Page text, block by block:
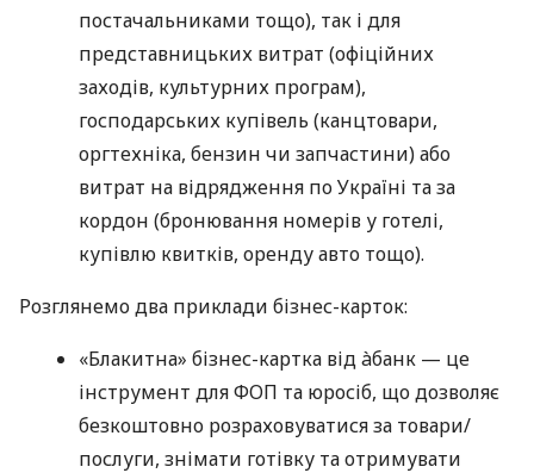
постачальниками тощо), так і для
представницьких витрат (офіційних
заходів, культурних програм),
господарських купівель (канцтовари,
оргтехніка, бензин чи запчастини) або
витрат на відрядження по Україні та за
кордон (бронювання номерів у готелі,
купівлю квитків, оренду авто тощо).
Розглянемо два приклади бізнес-карток:
«Блакитна» бізнес-картка від àбанк — це
інструмент для ФОП та юросіб, що дозволяє
безкоштовно розраховуватися за товари/
послуги, знімати готівку та отримувати